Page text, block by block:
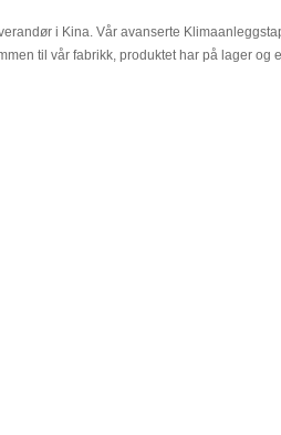
i Kina. Vår avanserte
til vår fabrikk, produktet har på lager og